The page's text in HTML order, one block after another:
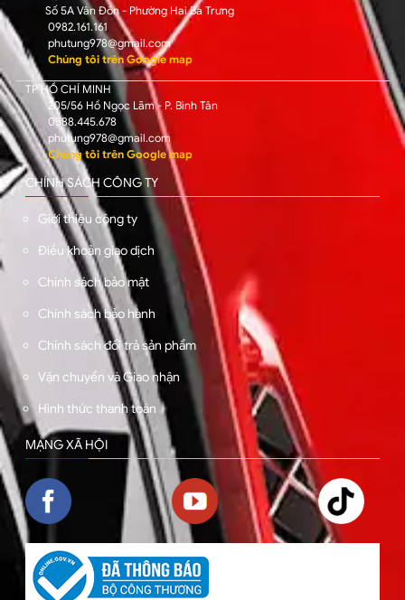
Số 5A Vân Đồn - Phường Hai Bà Trưng
0982.161.161
phutung978@gmail.com
Chúng tôi trên Google map
TP HỒ CHÍ MINH
205/56 Hồ Ngọc Lãm - P. Bình Tân
0588.445.678
phutung978@gmail.com
Chúng tôi trên Google map
CHÍNH SÁCH CÔNG TY
Giới thiệu công ty
Điều khoản giao dịch
Chính sách bảo mật
Chính sách bảo hành
Chính sách đổi trả sản phẩm
Vận chuyển và Giao nhận
Hình thức thanh toán
MẠNG XÃ HỘI